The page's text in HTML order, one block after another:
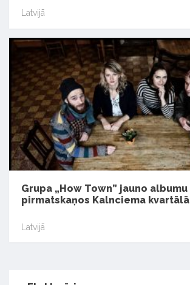
Latvijā
Grupa „How Town” jauno albumu
pirmatskaņos Kalnciema kvartālā
Latvijā